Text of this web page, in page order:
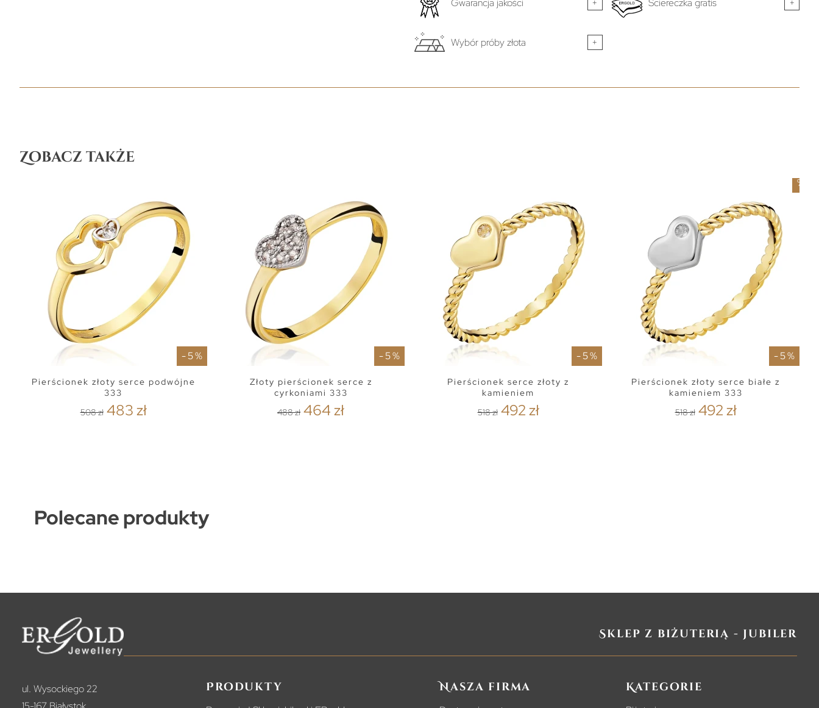
Gwarancja jakości + Ściereczka gratis +
Wybór próby złota +
Zobacz także
- 5 %
Pierścionek złoty serce podwójne
333
508 zł 483 zł
- 5 %
Złoty pierścionek serce z
cyrkoniami 333
488 zł 464 zł
- 5 %
Pierścionek serce złoty z
kamieniem
518 zł 492 zł
- 5 %
Pierścionek złoty serce białe z
kamieniem 333
518 zł 492 zł
%
Polecane produkty
Sklep z biżuterią - jubiler
ul. Wysockiego 22
Produkty Nasza firma Kategorie